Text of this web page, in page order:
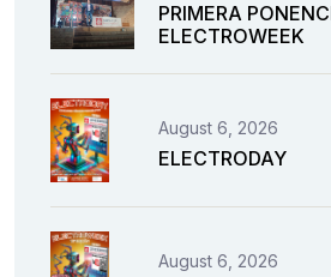
PRIMERA
ELECTROWEEK
August 6, 2026
ELECTRODAY
August 6, 2026